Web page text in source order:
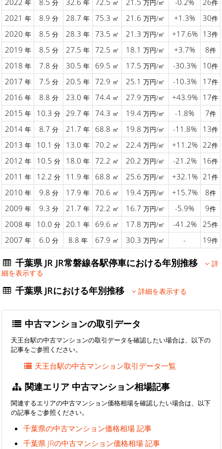
2022 年 8.5 分 32.6 年 72.5 ㎡ 21.5 万円/㎡ -0.2% 26件
2021 年 8.9 分 28.7 年 75.3 ㎡ 21.6 万円/㎡ +1.3% 30件
2020 年 8.5 分 28.3 年 73.5 ㎡ 21.3 万円/㎡ +17.6% 13件
2019 年 8.5 分 27.5 年 72.5 ㎡ 18.1 万円/㎡ +3.7% 8件
2018 年 7.8 分 30.5 年 69.5 ㎡ 17.5 万円/㎡ -30.3% 10件
2017 年 7.5 分 20.5 年 72.9 ㎡ 25.1 万円/㎡ -10.3% 17件
2016 年 8.8 分 23.0 年 74.4 ㎡ 27.9 万円/㎡ +43.9% 17件
2015 年 10.3 分 29.7 年 74.3 ㎡ 19.4 万円/㎡ -1.8% 7件
2014 年 8.7 分 21.7 年 68.8 ㎡ 19.8 万円/㎡ -11.8% 13件
2013 年 10.1 分 13.0 年 70.2 ㎡ 22.4 万円/㎡ +11.2% 22件
2012 年 10.5 分 18.0 年 72.2 ㎡ 20.2 万円/㎡ -21.2% 16件
2011 年 12.2 分 11.9 年 68.8 ㎡ 25.6 万円/㎡ +32.1% 21 件
2010 年 9.8 分 17.9 年 70.6 ㎡ 19.4 万円/㎡ +15.7% 8件
2009 年 9.3 分 21.7 年 72.2 ㎡ 16.7 万円/㎡ -5.9% 9件
2008 年 10.0 分 20.1 年 69.6 ㎡ 17.8 万円/㎡ -41.2% 25件
2007 年 6.0 分 8.8 年 67.9 ㎡ 30.3 万円/㎡ - 19件
千葉県 JR JR常磐線各駅停車における年別推移
詳
細を表示する
千葉県 JRにおける年別推移 詳細を表示する
中古マンションの取引データ
天王台駅の中古マンションの取引データを確認したい場合は、以下の
記事をご参照ください。
天王台駅の中古マンション取引データ一覧
関連エリア 中古マンション相場記事
関連するエリアの中古マンション価格相場を確認したい場合は、以下
の記事をご参照ください。
千葉県の中古マンション価格相場 記事
千葉県 JRの中古マンション価格相場 記事